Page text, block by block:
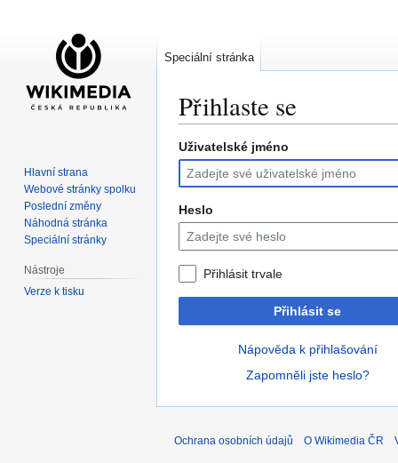
Přihlaste se
Skočit
na
navigaci
Skočit
na
vyhledávání
Uživatelské jméno
Heslo
Přihlásit trvale
Přihlásit se
Nápověda k přihlašování
Zapomněli jste heslo?
Speciální stránka
Hlavní strana
Webové stránky spolku
Poslední změny
Náhodná stránka
Speciální stránky
Nástroje
Verze k tisku
Ochrana osobních údajů O Wikimedia ČR